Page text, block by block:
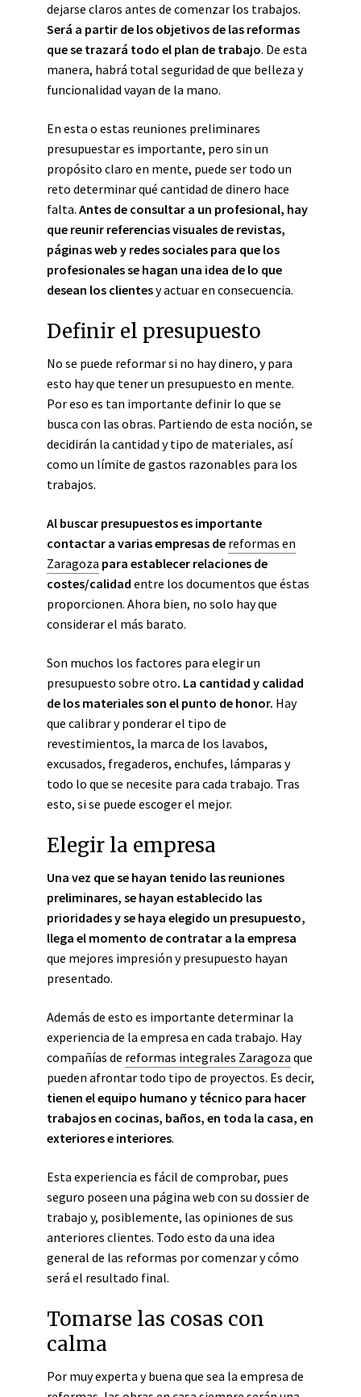
dejarse claros antes de comenzar los trabajos.
Será a partir de los objetivos de las reformas
que se trazará todo el plan de trabajo. De esta
manera, habrá total seguridad de que belleza y
funcionalidad vayan de la mano.
En esta o estas reuniones preliminares
presupuestar es importante, pero sin un
propósito claro en mente, puede ser todo un
reto determinar qué cantidad de dinero hace
falta. Antes de consultar a un profesional, hay
que reunir referencias visuales de revistas,
páginas web y redes sociales para que los
profesionales se hagan una idea de lo que
desean los clientesy actuar en consecuencia.
Definir el presupuesto
No se puede reformar si no hay dinero, y para
esto hay que tener un presupuesto en mente.
Por eso es tan importante definir lo que se
busca con las obras. Partiendo de esta noción, se
decidirán la cantidad y tipo de materiales, así
como un límite de gastos razonables para los
trabajos.
Al buscar presupuestos es importante
contactar a varias empresas de reformas en
Zaragoza para establecer relaciones de
costes/calidad entre los documentos que éstas
proporcionen. Ahora bien, no solo hay que
considerar el más barato.
Son muchos los factores para elegir un
presupuesto sobre otro. La cantidad y calidad
de los materiales son el punto de honor. Hay
que calibrar y ponderar el tipo de
revestimientos, la marca de los lavabos,
excusados, fregaderos, enchufes, lámparas y
todo lo que se necesite para cada trabajo. Tras
esto, si se puede escoger el mejor.
Elegir la empresa
Una vez que se hayan tenido las reuniones
preliminares, se hayan establecido las
prioridades y se haya elegido un presupuesto,
llega el momento de contratar a la empresa
que mejores impresión y presupuesto hayan
presentado.
Además de esto es importante determinar la
experiencia de la empresa en cada trabajo. Hay
compañías de reformas integrales Zaragoza que
pueden afrontar todo tipo de proyectos. Es decir,
tienen el equipo humano y técnico para hacer
trabajos en cocinas, baños, en toda la casa, en
exteriores e interiores.
Esta experiencia es fácil de comprobar, pues
seguro poseen una página web con su dossierde
trabajo y, posiblemente, las opiniones de sus
anteriores clientes. Todo esto da una idea
general de las reformas por comenzar y cómo
será el resultado final.
Tomarse las cosas con
calma
Por muy experta y buena que sea la empresa de